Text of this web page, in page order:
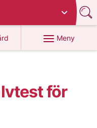
Meny
för